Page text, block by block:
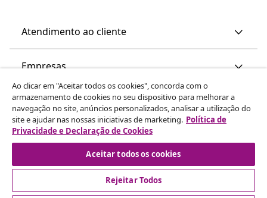
Atendimento ao cliente
Empresas
vidaXL
Descubra mais
Ao clicar em "Aceitar todos os cookies", concorda com o
armazenamento de cookies no seu dispositivo para melhorar a
navegação no site, anúncios personalizados, analisar a utilização do
site e ajudar nas nossas iniciativas de marketing. Política de
Privacidade e Declaração de Cookies
Aceitar todos os cookies
Rejeitar Todos